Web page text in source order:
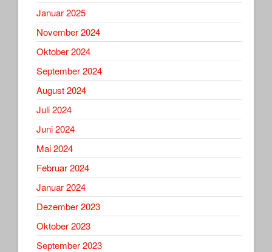
Januar 2025
November 2024
Oktober 2024
September 2024
August 2024
Juli 2024
Juni 2024
Mai 2024
Februar 2024
Januar 2024
Dezember 2023
Oktober 2023
September 2023